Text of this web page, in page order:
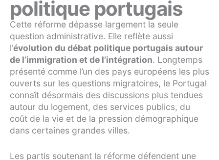
politique portugais
Cette réforme dépasse largement la seule
question administrative. Elle reflète aussi
l’évolution du débat politique portugais autour
de l’immigration et de l’intégration. Longtemps
présenté comme l’un des pays européens les plus
ouverts sur les questions migratoires, le Portugal
connaît désormais des discussions plus tendues
autour du logement, des services publics, du
coût de la vie et de la pression démographique
dans certaines grandes villes.
Les partis soutenant la réforme défendent une